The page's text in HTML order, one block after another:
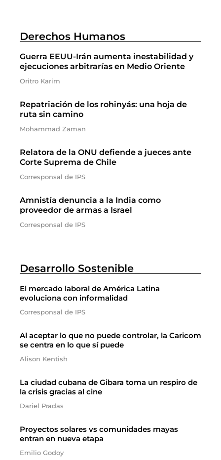
Derechos Humanos
Guerra EEUU-Irán aumenta inestabilidad y
ejecuciones arbitrarías en Medio Oriente
Oritro Karim
Repatriación de los rohinyás: una hoja de
ruta sin camino
Mohammad Zaman
Relatora de la ONU defiende a jueces ante
Corte Suprema de Chile
Corresponsal de IPS
Amnistía denuncia a la India como
proveedor de armas a Israel
Corresponsal de IPS
Desarrollo Sostenible
El mercado laboral de América Latina
evoluciona con informalidad
Corresponsal de IPS
Al aceptar lo que no puede controlar, la Caricom
se centra en lo que sí puede
Alison Kentish
La ciudad cubana de Gibara toma un respiro de
la crisis gracias al cine
Dariel Pradas
Proyectos solares vs comunidades mayas
entran en nueva etapa
Emilio Godoy